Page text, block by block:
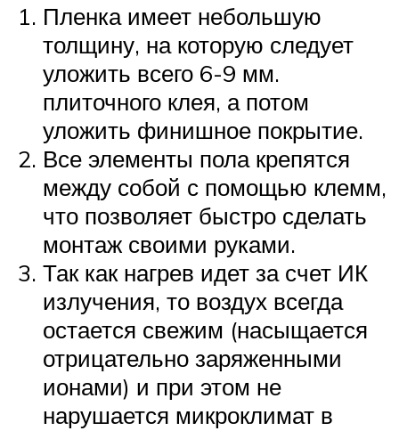
Пленка имеет небольшую
толщину, на которую следует
уложить всего 6-9 мм.
плиточного клея, а потом
уложить финишное покрытие.
Все элементы пола крепятся
между собой с помощью клемм,
что позволяет быстро сделать
монтаж своими руками.
Так как нагрев идет за счет ИК
излучения, то воздух всегда
остается свежим (насыщается
отрицательно заряженными
ионами) и при этом не
нарушается микроклимат в